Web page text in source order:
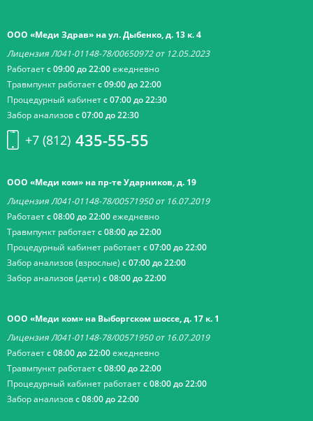
ООО «Меди Здрав» на ул. Дыбенко, д. 13 к. 4
Лицензия Л041-01148-78/00650972 от 12.05.2023
Работаетс 09:00 до 22:00ежедневно
Травмпункт работаетс 09:00 до 22:00
Процедурный кабинетс 07:00 до 22:30
Забор анализовс 07:00 до 22:30
+7 (812) 435-55-55
ООО «Меди ком» на пр-те Ударников, д. 19
Лицензия Л041-01148-78/00571950 от 16.07.2019
Работаетс 08:00 до 22:00ежедневно
Травмпункт работаетс 08:00 до 22:00
Процедурный кабинет работаетс 07:00 до 22:00
Забор анализов (взрослые) с 07:00 до 22:00
Забор анализов (дети) с 08:00 до 22:00
ООО «Меди ком» на Выборгском шоссе, д. 17 к. 1
Лицензия Л041-01148-78/00571950 от 16.07.2019
Работаетс 08:00 до 22:00ежедневно
Травмпункт работаетс 08:00 до 22:00
Процедурный кабинет работаетс 08:00 до 22:00
Забор анализовс 08:00 до 22:00